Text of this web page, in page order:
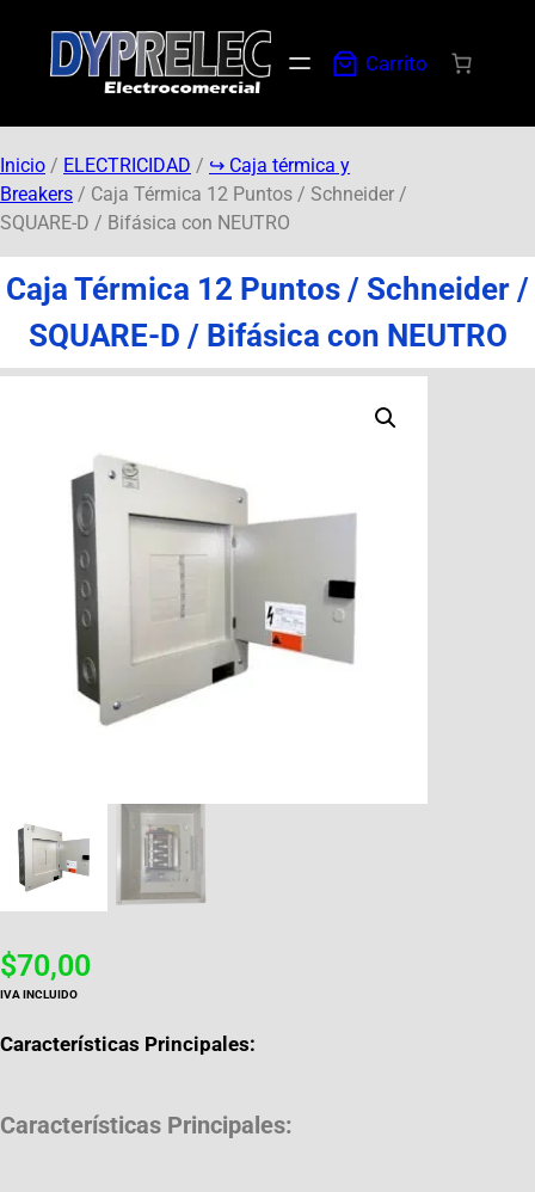
Carrito
Inicio / ELECTRICIDAD / ↪︎ Caja térmica y
Breakers / Caja Térmica 12 Puntos / Schneider /
SQUARE-D / Bifásica con NEUTRO
Caja Térmica 12 Puntos / Schneider /
SQUARE-D / Bifásica con NEUTRO
$70,00
IVA INCLUIDO
Características Principales:
Características Principales: